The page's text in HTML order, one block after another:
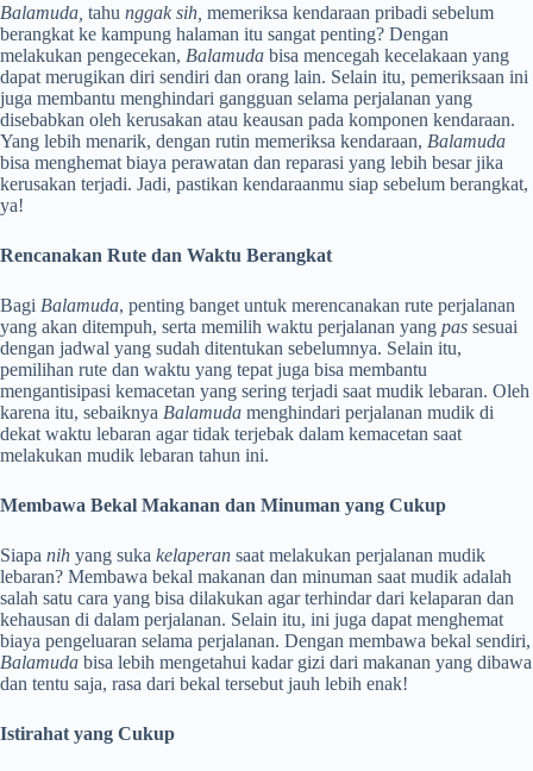
Balamuda, tahu nggak sih, memeriksa kendaraan pribadi sebelum
berangkat ke kampung halaman itu sangat penting? Dengan
melakukan pengecekan, Balamuda bisa mencegah kecelakaan yang
dapat merugikan diri sendiri dan orang lain. Selain itu, pemeriksaan ini
juga membantu menghindari gangguan selama perjalanan yang
disebabkan oleh kerusakan atau keausan pada komponen kendaraan.
Yang lebih menarik, dengan rutin memeriksa kendaraan, Balamuda
bisa menghemat biaya perawatan dan reparasi yang lebih besar jika
kerusakan terjadi. Jadi, pastikan kendaraanmu siap sebelum berangkat,
ya!
Rencanakan Rute dan Waktu Berangkat
Bagi Balamuda, penting banget untuk merencanakan rute perjalanan
yang akan ditempuh, serta memilih waktu perjalanan yang pas sesuai
dengan jadwal yang sudah ditentukan sebelumnya. Selain itu,
pemilihan rute dan waktu yang tepat juga bisa membantu
mengantisipasi kemacetan yang sering terjadi saat mudik lebaran. Oleh
karena itu, sebaiknya Balamuda menghindari perjalanan mudik di
dekat waktu lebaran agar tidak terjebak dalam kemacetan saat
melakukan mudik lebaran tahun ini.
Membawa Bekal Makanan dan Minuman yang Cukup
Siapa nih yang suka kelaperan saat melakukan perjalanan mudik
lebaran? Membawa bekal makanan dan minuman saat mudik adalah
salah satu cara yang bisa dilakukan agar terhindar dari kelaparan dan
kehausan di dalam perjalanan. Selain itu, ini juga dapat menghemat
biaya pengeluaran selama perjalanan. Dengan membawa bekal sendiri,
Balamuda bisa lebih mengetahui kadar gizi dari makanan yang dibawa
dan tentu saja, rasa dari bekal tersebut jauh lebih enak!
Istirahat yang Cukup